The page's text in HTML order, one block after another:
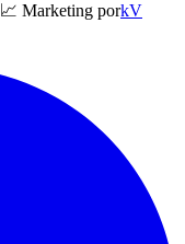
📈 Marketing porkV